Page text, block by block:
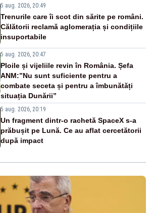
5 aug. 2026, 20:49
Trenurile care îi scot din sărite pe români.
Călătorii reclamă aglomerația și condițiile
insuportabile
5 aug. 2026, 20:47
Ploile și vijeliile revin în România. Șefa
ANM:”Nu sunt suficiente pentru a
combate seceta și pentru a îmbunătăți
situația Dunării”
5 aug. 2026, 20:19
Un fragment dintr-o rachetă SpaceX s-a
prăbușit pe Lună. Ce au aflat cercetătorii
după impact